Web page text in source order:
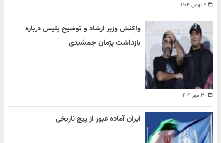
۴ بهمن ۱۴۰۴
۳۰ مهر ۱۴۰۴
واکنش وزیر ارشاد و توضیح پلیس درباره
بازداشت پژمان جمشیدی
ایران آماده عبور از پیچ تاریخی